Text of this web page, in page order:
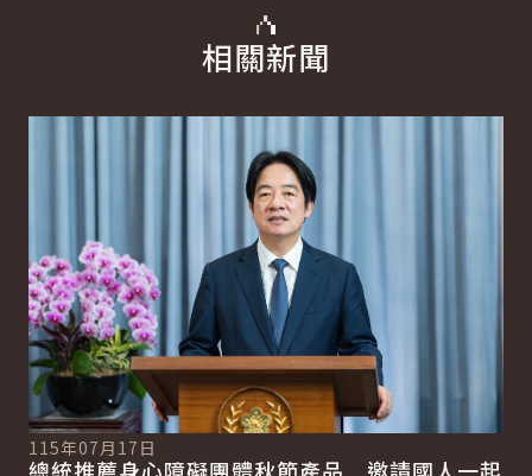
相關新聞
115年07月17日